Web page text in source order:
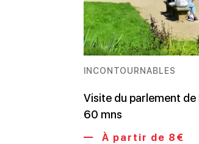
INCONTOURNABLES
Visite du parlement de
60 mns
À partir de 8€